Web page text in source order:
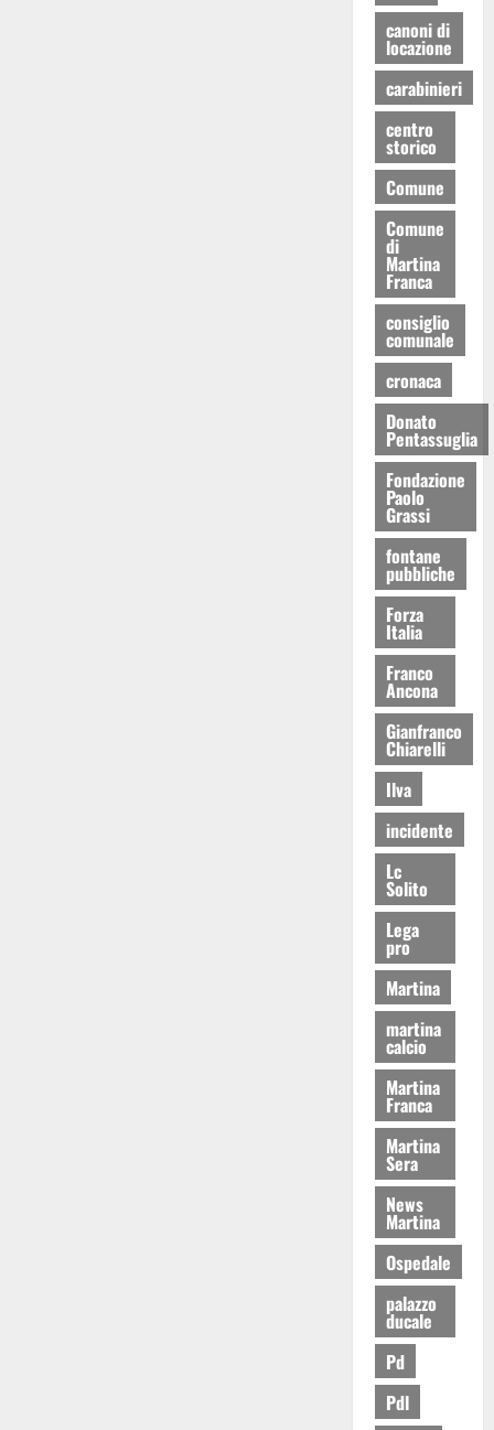
canoni di
locazione
carabinieri
centro
storico
Comune
Comune
di
Martina
Franca
consiglio
comunale
cronaca
Donato
Pentassuglia
Fondazione
Paolo
Grassi
fontane
pubbliche
Forza
Italia
Franco
Ancona
Gianfranco
Chiarelli
Ilva
incidente
Lc
Solito
Lega
pro
Martina
martina
calcio
Martina
Franca
Martina
Sera
News
Martina
Ospedale
palazzo
ducale
Pd
Pdl